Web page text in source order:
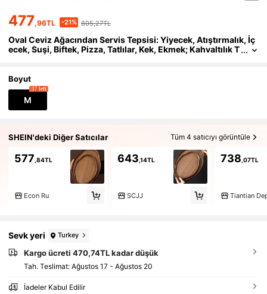
477,96TL -21% 605,27TL
Oval Ceviz Ağacından Servis Tepsisi: Yiyecek, Atıştırmalık, İç
ecek, Suşi, Biftek, Pizza, Tatlılar, Kek, Ekmek; Kahvaltılık T
Boyut
M
37 left
SHEIN'deki Diğer Satıcılar Tüm 4 satıcıyı görüntüle
577,84TL
Econ Ru
643,14TL
SCJJ
738,07TL
Sevk yeri Turkey
Kargo ücreti 470,74TL kadar düşük
Tah. Teslimat: Ağustos 17 - Ağustos 20
İadeler Kabul Edilir